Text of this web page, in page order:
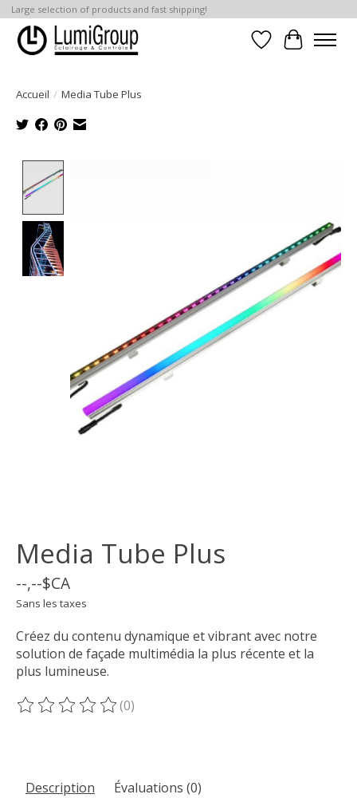
Large selection of products and fast shipping!
Liste dePanier
Accueil / Media Tube Plus
Media Tube Plus
--,--$CA
Sans les taxes
Créez du contenu dynamique et vibrant avec notre
solution de façade multimédia la plus récente et la
plus lumineuse.
Ce produit est évalué à
(0)
Description Évaluations (0)